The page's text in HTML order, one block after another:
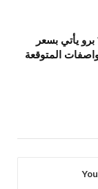
ارتفاع في السعر| آيفون 18 برو يأتي بسعر